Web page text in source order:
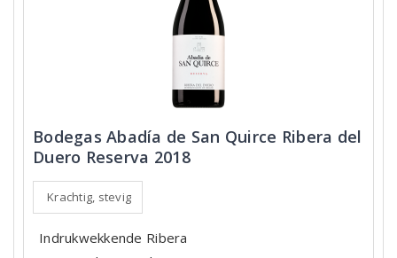
Bodegas Abadía de San Quirce Ribera del
Duero Reserva 2018
Krachtig, stevig
Indrukwekkende Ribera